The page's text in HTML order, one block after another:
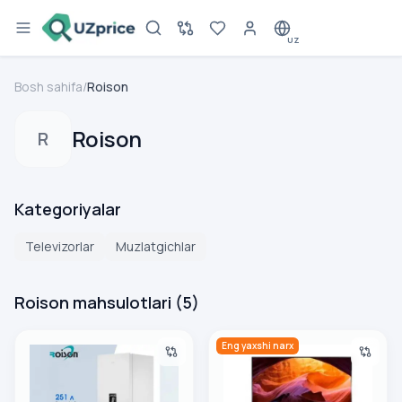
UZ
Bosh sahifa/Roison
R Roison
Kategoriyalar
Televizorlar Muzlatgichlar
Roison mahsulotlari (5)
Muzlatgich Roison RHWG RD 33, oqTelevizor Roison RE 32060
Eng yaxshi narx